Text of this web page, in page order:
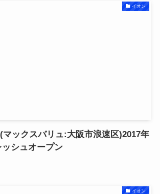
イオン
マックスバリュ:大阪市浪速区)2017年
シュオープン
イオン